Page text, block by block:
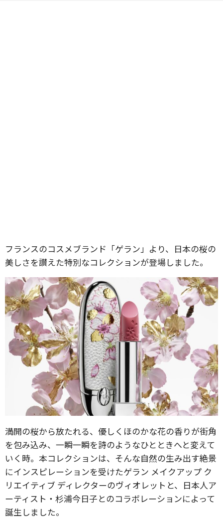
フランスのコスメブランド「ゲラン」より、日本の桜の
美しさを讃えた特別なコレクションが登場しました。
満開の桜から放たれる、優しくほのかな花の香りが街角
を包み込み、一瞬一瞬を詩のようなひとときへと変えて
いく時。本コレクションは、そんな自然の生み出す絶景
にインスピレーションを受けたゲラン メイクアップ ク
リエイティブ ディレクターのヴィオレットと、日本人ア
ーティスト・杉浦今日子とのコラボレーションによって
誕生しました。